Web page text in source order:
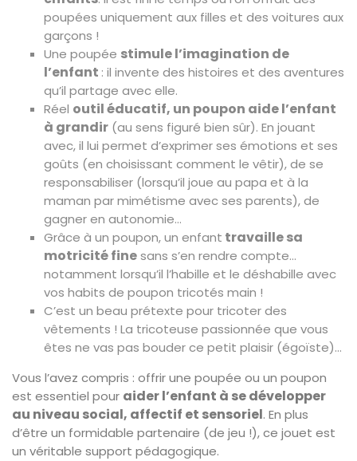
poupées uniquement aux filles et des voitures aux
garçons !
Une poupée stimule l’imagination de
l’enfant : il invente des histoires et des aventures
qu’il partage avec elle.
Réel outil éducatif, un poupon aide l’enfant
à grandir (au sens figuré bien sûr). En jouant
avec, il lui permet d’exprimer ses émotions et ses
goûts (en choisissant comment le vêtir), de se
responsabiliser (lorsqu’il joue au papa et à la
maman par mimétisme avec ses parents), de
gagner en autonomie…
Grâce à un poupon, un enfant travaille sa
motricité finesans s’en rendre compte…
notamment lorsqu’il l’habille et le déshabille avec
vos habits de poupon tricotés main !
C’est un beau prétexte pour tricoter des
vêtements ! La tricoteuse passionnée que vous
êtes ne vas pas bouder ce petit plaisir (égoïste)…
Vous l’avez compris : offrir une poupée ou un poupon
est essentiel pour aider l’enfant à se développer
au niveau social, affectif et sensoriel. En plus
d’être un formidable partenaire (de jeu !), ce jouet est
un véritable support pédagogique.